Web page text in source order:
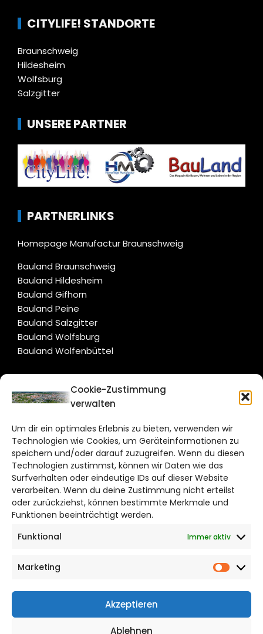
Cookie-Zustimmung
verwalten
Um dir ein optimales Erlebnis zu bieten, verwenden wir
Technologien wie Cookies, um Geräteinformationen zu
speichern und/oder darauf zuzugreifen. Wenn du diesen
Technologien zustimmst, können wir Daten wie das
Surfverhalten oder eindeutige IDs auf dieser Website
verarbeiten. Wenn du deine Zustimmung nicht erteilst
oder zurückziehst, können bestimmte Merkmale und
Funktionen beeinträchtigt werden.
Funktional
Immer aktiv
Marketing
Akzeptieren
Ablehnen
CITYLIFE! STANDORTE
Braunschweig
Hildesheim
Wolfsburg
Salzgitter
UNSERE PARTNER
PARTNERLINKS
Homepage Manufactur Braunschweig
Bauland Braunschweig
Bauland Hildesheim
Bauland Gifhorn
Bauland Peine
Bauland Salzgitter
Bauland Wolfsburg
Bauland Wolfenbüttel
CITYLIFE!
Bruchtorwall 12
38100 Braunschweig
Telefon: 0531 387220 – 65
DAS STADTMAGAZIN FÜR
BRAUNSCHWEIG
Impressum
Cookie Richtlinie
CITYLIFE! BEI FACEBOOK